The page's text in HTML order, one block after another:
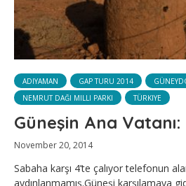
ADIYAMAN GAP TURU 2014
NEMRUT DAĞI MILLI PARKI
TÜRKIYE
Güneşin Ana
November 20, 2014
Sabaha karşı 4’te çalıyor telefonun
aydınlanmamış.Güneşi karşılamaya